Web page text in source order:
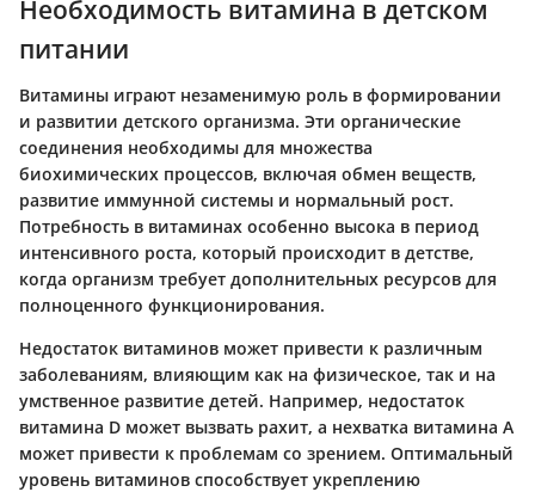
Необходимость витамина в детском
питании
Витамины играют незаменимую роль в формировании
и развитии детского организма. Эти органические
соединения необходимы для множества
биохимических процессов, включая обмен веществ,
развитие иммунной системы и нормальный рост.
Потребность в витаминах особенно высока в период
интенсивного роста, который происходит в детстве,
когда организм требует дополнительных ресурсов для
полноценного функционирования.
Недостаток витаминов может привести к различным
заболеваниям, влияющим как на физическое, так и на
умственное развитие детей. Например, недостаток
витамина D может вызвать рахит, а нехватка витамина A
может привести к проблемам со зрением. Оптимальный
уровень витаминов способствует укреплению